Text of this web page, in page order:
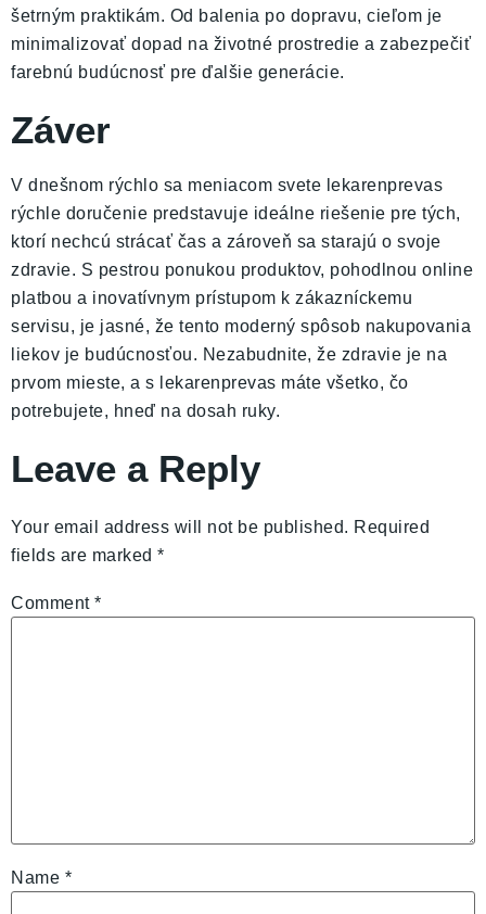
šetrným praktikám. Od balenia po dopravu, cieľom je
minimalizovať dopad na životné prostredie a zabezpečiť
farebnú budúcnosť pre ďalšie generácie.
Záver
V dnešnom rýchlo sa meniacom svete lekarenprevas
rýchle doručenie predstavuje ideálne riešenie pre tých,
ktorí nechcú strácať čas a zároveň sa starajú o svoje
zdravie. S pestrou ponukou produktov, pohodlnou online
platbou a inovatívnym prístupom k zákazníckemu
servisu, je jasné, že tento moderný spôsob nakupovania
liekov je budúcnosťou. Nezabudnite, že zdravie je na
prvom mieste, a s lekarenprevas máte všetko, čo
potrebujete, hneď na dosah ruky.
Leave a Reply
Your email address will not be published. Required
fields are marked *
Comment *
Name *